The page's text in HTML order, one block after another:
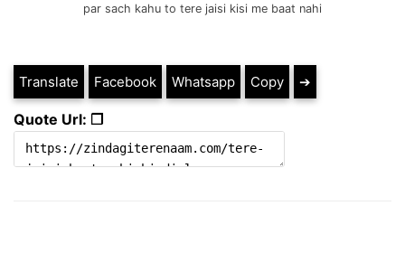
par sach kahu to tere jaisi kisi me baat nahi
Translate Facebook Whatsapp Copy ➔
Quote Url: ❐